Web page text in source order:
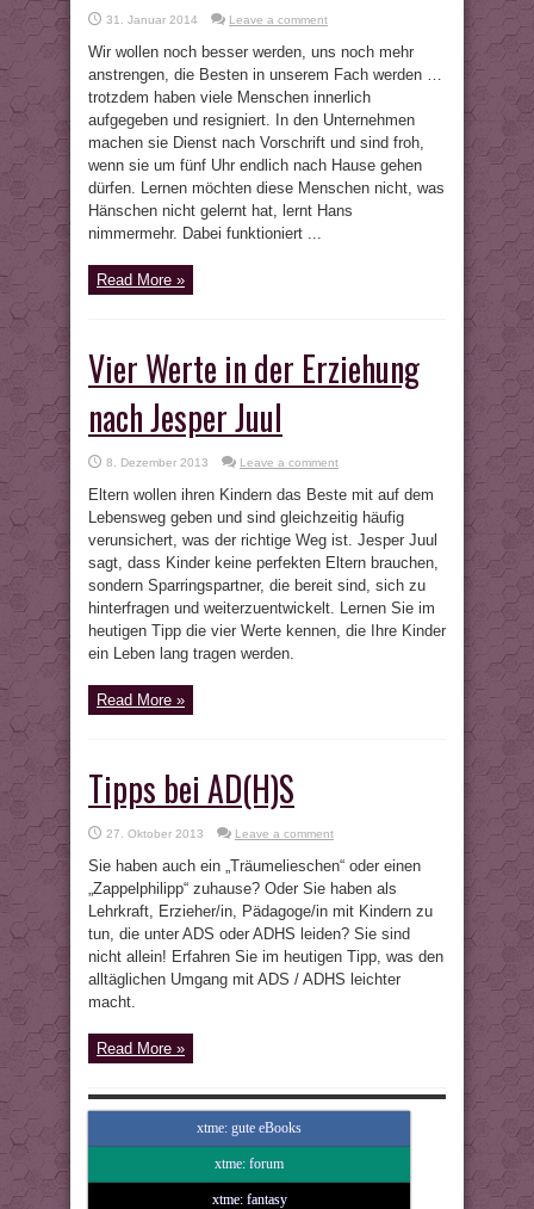
31. Januar 2014 Leave a comment
Wir wollen noch besser werden, uns noch mehr
anstrengen, die Besten in unserem Fach werden …
trotzdem haben viele Menschen innerlich
aufgegeben und resigniert. In den Unternehmen
machen sie Dienst nach Vorschrift und sind froh,
wenn sie um fünf Uhr endlich nach Hause gehen
dürfen. Lernen möchten diese Menschen nicht, was
Hänschen nicht gelernt hat, lernt Hans
nimmermehr. Dabei funktioniert ...
Read More »
Vier Werte in der Erziehung
nach Jesper Juul
8. Dezember 2013 Leave a comment
Eltern wollen ihren Kindern das Beste mit auf dem
Lebensweg geben und sind gleichzeitig häufig
verunsichert, was der richtige Weg ist. Jesper Juul
sagt, dass Kinder keine perfekten Eltern brauchen,
sondern Sparringspartner, die bereit sind, sich zu
hinterfragen und weiterzuentwickelt. Lernen Sie im
heutigen Tipp die vier Werte kennen, die Ihre Kinder
ein Leben lang tragen werden.
Read More »
Tipps bei AD(H)S
27. Oktober 2013 Leave a comment
Sie haben auch ein „Träumelieschen“ oder einen
„Zappelphilipp“ zuhause? Oder Sie haben als
Lehrkraft, Erzieher/in, Pädagoge/in mit Kindern zu
tun, die unter ADS oder ADHS leiden? Sie sind
nicht allein! Erfahren Sie im heutigen Tipp, was den
alltäglichen Umgang mit ADS / ADHS leichter
macht.
Read More »
xtme: gute eBooks
xtme: forum
xtme: fantasy